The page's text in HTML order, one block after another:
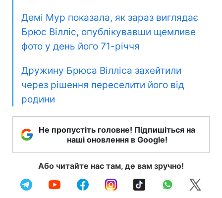
Демі Мур показала, як зараз виглядає
Брюс Вілліс, опублікувавши щемливе
фото у день його 71-річчя
Дружину Брюса Вілліса захейтили
через рішення переселити його від
родини
Не пропустіть головне! Підпишіться на
наші оновлення в Google!
Або читайте нас там, де вам зручно!